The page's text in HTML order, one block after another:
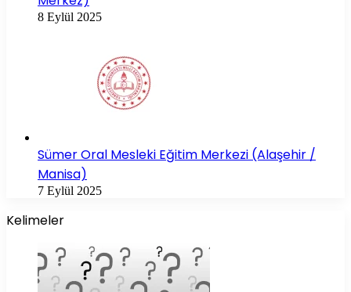
8 Eylül 2025
Sümer Oral Mesleki Eğitim Merkezi (Alaşehir /
Manisa)
7 Eylül 2025
Kelimeler